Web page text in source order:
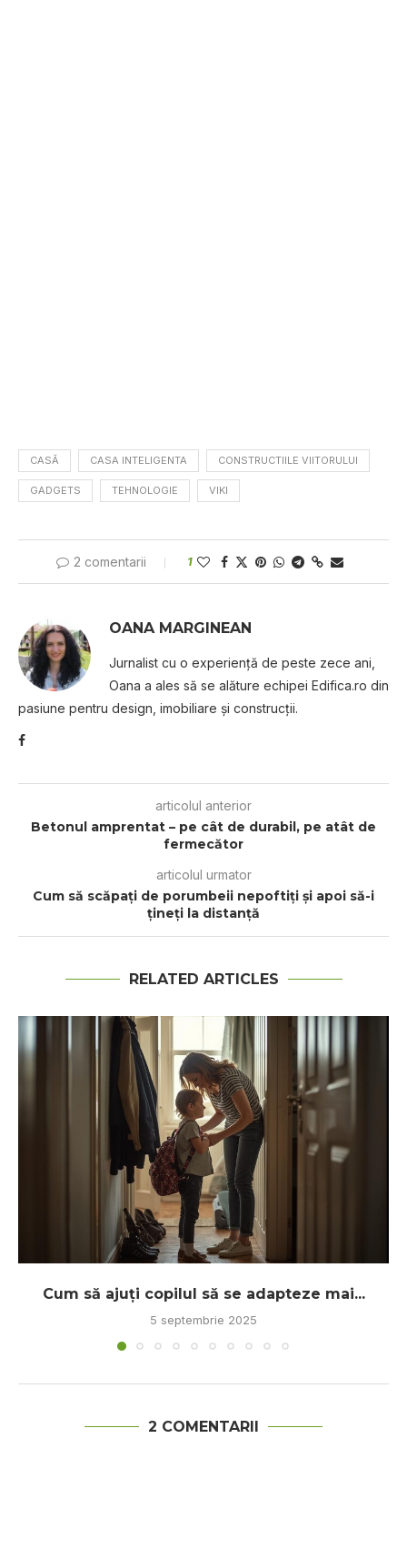
CASĂ CASA INTELIGENTA CONSTRUCTIILE VIITORULUI
GADGETS TEHNOLOGIE VIKI
2 comentarii 1
OANA MARGINEAN
Jurnalist cu o experiență de peste zece ani,
Oana a ales să se alăture echipei Edifica.ro din
pasiune pentru design, imobiliare și construcții.
articolul anterior
Betonul amprentat – pe cât de durabil, pe atât de
fermecător
articolul urmator
Cum să scăpați de porumbeii nepoftiți și apoi să-i
țineți la distanță
RELATED ARTICLES
Cum să ajuți copilul să se adapteze mai...
5 septembrie 2025
2 COMENTARII